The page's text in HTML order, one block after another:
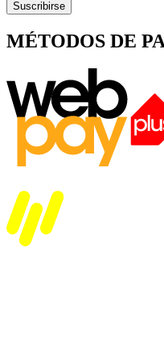
Suscribirse
MÉTODOS DE